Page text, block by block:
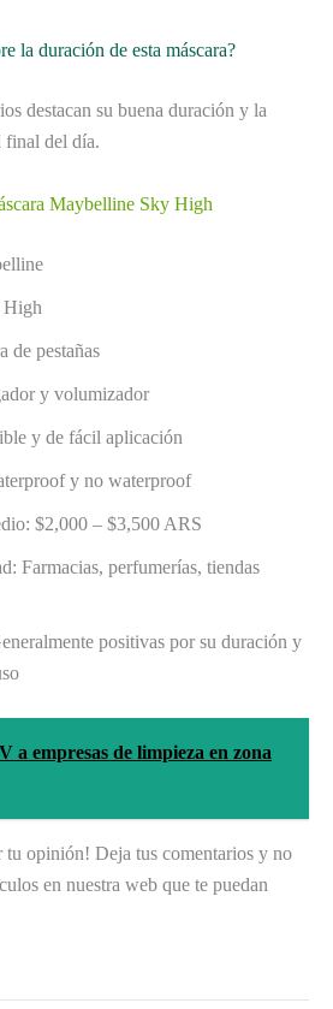
la duración de esta máscara?
destacan su buena duración y la
final del día.
Maybelline Sky High
High
de pestañas
y volumizador
y de fácil aplicación
y no waterproof
$2,000 – $3,500 ARS
Farmacias, perfumerías, tiendas
positivas por su duración y
a empresas de limpieza en zona
tu opinión! Deja tus comentarios y no
en nuestra web que te puedan